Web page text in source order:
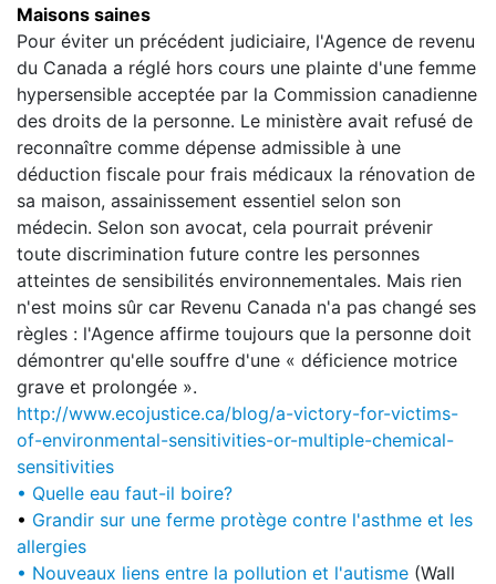
Maisons saines
Pour éviter un précédent judiciaire, l'Agence de revenu
du Canada a réglé hors cours une plainte d'une femme
hypersensible acceptée par la Commission canadienne
des droits de la personne. Le ministère avait refusé de
reconnaître comme dépense admissible à une
déduction fiscale pour frais médicaux la rénovation de
sa maison, assainissement essentiel selon son
médecin. Selon son avocat, cela pourrait prévenir
toute discrimination future contre les personnes
atteintes de sensibilités environnementales. Mais rien
n'est moins sûr car Revenu Canada n'a pas changé ses
règles : l'Agence affirme toujours que la personne doit
démontrer qu'elle souffre d'une « déficience motrice
grave et prolongée ».
http://www.ecojustice.ca/blog/a-victory-for-victims-
of-environmental-sensitivities-or-multiple-chemical-
sensitivities
• Quelle eau faut-il boire?
• Grandir sur une ferme protège contre l'asthme et les
allergies
• Nouveaux liens entre la pollution et l'autisme (Wall